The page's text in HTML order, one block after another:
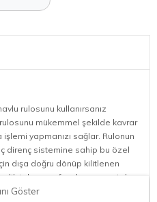
rulosunu kullanırsanız
mükemmel şekilde kavrar
yapmanızı sağlar. Rulonun
direnç sistemine sahip bu özel
dışa doğru dönüp kilitlenen
tabanı ve fırçalanmış metal
olur.
Göster